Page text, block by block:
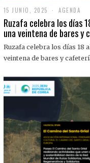
15 JUNIO, 2025
J
U
I
O
0
2
5
AGENDA
Ruzafa celebra los días
una veintena de bares
Ruzafa celebra los días 18
veintena de bares y